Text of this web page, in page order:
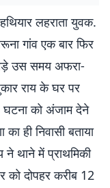
लहराता युवक.
गांव एक बार फिर
उस समय अफरा-
राय के घर पर
को अंजाम देने
ही निवासी बताया
ने थाने में प्राथमिकी
को दोपहर करीब 12